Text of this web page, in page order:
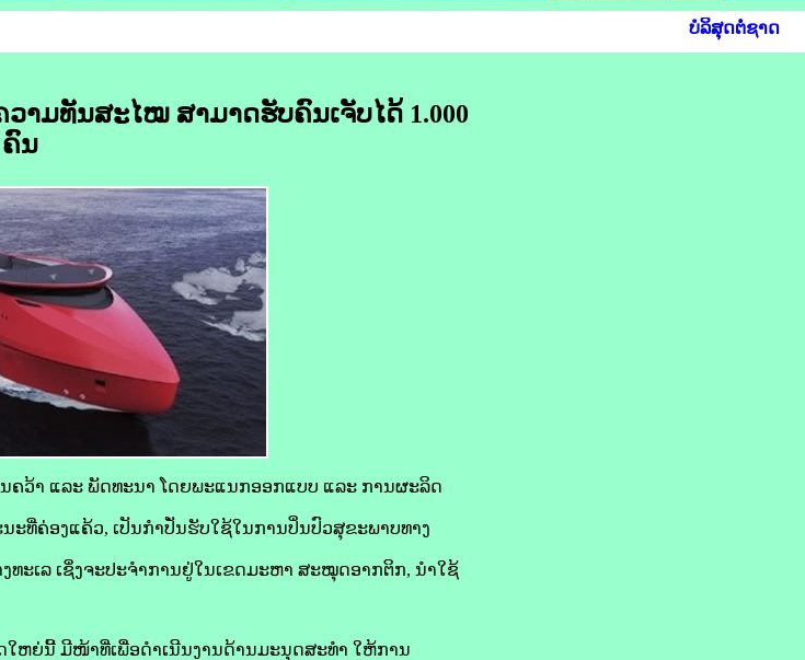
ບໍລິສຸດຕໍ່ຊາດ ຮັບ
າມ​ທັນ​ສະ​ໄໝ ສາມາດຮັບ​ຄົນ​ເຈັບ​ໄດ້ 1.000
ຄົນ
ຄວ້າ ແລະ ພັດທະນາ ໂດຍພະແນກອອກແບບ ແລະ ການຜະລິດ
ະນະທີ່ຄ່ອງແຄ້ວ, ເປັນກໍາປັ່ນຮັບໃຊ້ໃນການປິ່ນປົວສຸຂະພາບທາງ
ທະເລ ເຊິ່ງຈະປະຈໍາການຢູ່ໃນເຂດມະຫາ ສະໝຸດອາກຕິກ, ນຳໃຊ້
ຍ່ນີ້ ມີໜ້າທີ່ເພື່ອດຳເນີນງານດ້ານມະນຸດສະທຳ ໃຫ້ການ